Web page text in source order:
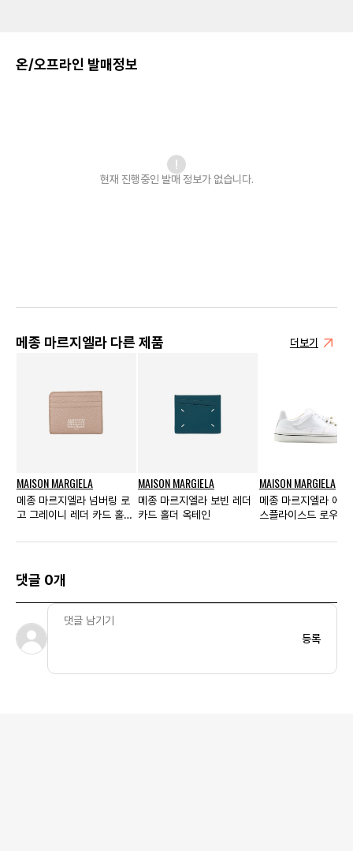
온/오프라인 발매정보
현재 진행중인 발매 정보가 없습니다.
메종 마르지엘라 다른 제품 더보기
MAISON MARGIELA
메종 마르지엘라 넘버링 로
고 그레이니 레더 카드 홀더
MAISON MARGIELA
메종 마르지엘라 보빈 레더
카드 홀더 옥테인
MAISON MARGIELA
메종 마르지엘라 에볼
스플라이스드 로우탑
댓글 0개
등록